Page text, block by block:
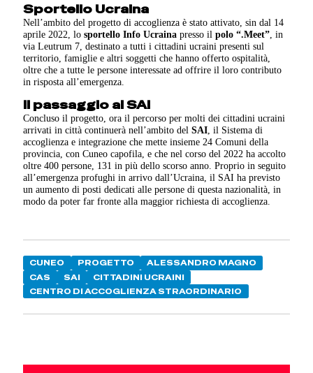
Sportello Ucraina
Nell’ambito del progetto di accoglienza è stato attivato, sin dal 14
aprile 2022, losportello Info Ucraina presso ilpolo “.Meet” , in
via Leutrum 7, destinato a tutti i cittadini ucraini presenti sul
territorio, famiglie e altri soggetti che hanno offerto ospitalità,
oltre che a tutte le persone interessate ad offrire il loro contributo
in risposta all’emergenza.
Il passaggio al SAI
Concluso il progetto, ora il percorso per molti dei cittadini ucraini
arrivati in città continuerà nell’ambito delSAI, il Sistema di
accoglienza e integrazione che mette insieme 24 Comuni della
provincia, con Cuneo capofila, e che nel corso del 2022 ha accolto
oltre 400 persone, 131 in più dello scorso anno. Proprio in seguito
all’emergenza profughi in arrivo dall’Ucraina, il SAI ha previsto
un aumento di posti dedicati alle persone di questa nazionalità, in
modo da poter far fronte alla maggior richiesta di accoglienza.
CUNEO PROGETTO
ALESSANDRO MAGNO
CAS
SAI
CITTADINI UCRAINI
CENTRO DI ACCOGLIENZA STRAORDINARIO